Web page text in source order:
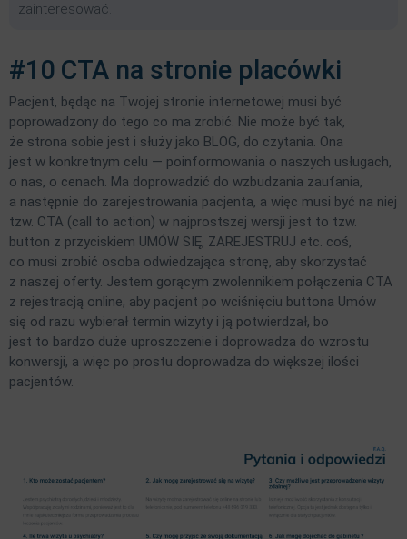
zainteresować.
#10 CTA na stronie placówki
Pacjent, będąc na Twojej stronie internetowej musi być
poprowadzony do tego co ma zrobić. Nie może być tak,
że strona sobie jest i służy jako BLOG, do czytania. Ona
jest w konkretnym celu — poinformowania o naszych usługach,
o nas, o cenach. Ma doprowadzić do wzbudzania zaufania,
a następnie do zarejestrowania pacjenta, a więc musi być na niej
tzw. CTA (call to action) w najprostszej wersji jest to tzw.
button z przyciskiem UMÓW SIĘ, ZAREJESTRUJ etc. coś,
co musi zrobić osoba odwiedzająca stronę, aby skorzystać
z naszej oferty. Jestem gorącym zwolennikiem połączenia CTA
z rejestracją online, aby pacjent po wciśnięciu buttona Umów
się od razu wybierał termin wizyty i ją potwierdzał, bo
jest to bardzo duże uproszczenie i doprowadza do wzrostu
konwersji, a więc po prostu doprowadza do większej ilości
pacjentów.